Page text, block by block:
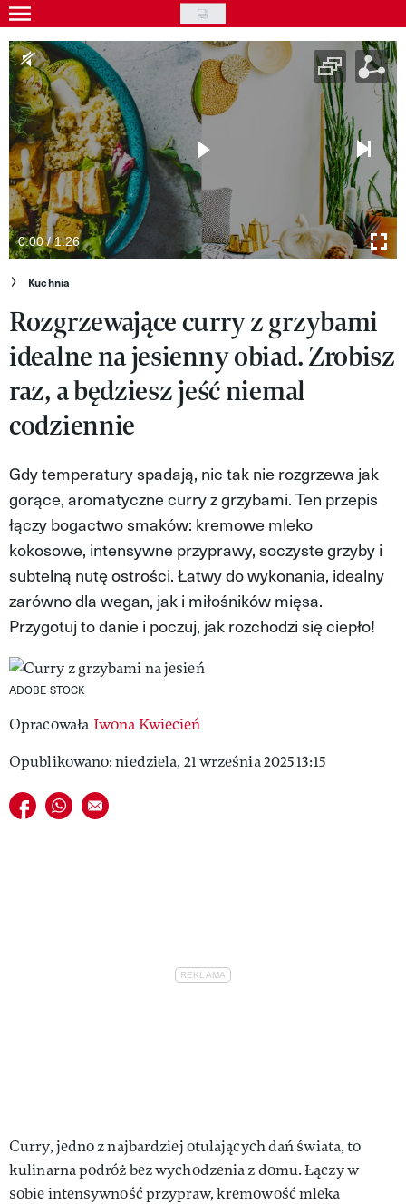
Skip
to
main
content
Gwiazdy
Ludzie
Moda
Uroda
Styl życia
Kultura
Wideo
Nasze akcje
VIVA!ART
VIVA!MODA
VIVA!LIFESTYLE
VIVA!MAN
VIVA!PEOPLE POWER
VIVA!ITAKA
MAGAZYN VIVA!
0:00 / 1:26
Kuchnia
Rozgrzewające curry z grzybami
idealne na jesienny obiad. Zrobisz
raz, a będziesz jeść niemal
codziennie
Gdy temperatury spadają, nic tak nie rozgrzewa jak
gorące, aromatyczne curry z grzybami. Ten przepis
łączy bogactwo smaków: kremowe mleko
kokosowe, intensywne przyprawy, soczyste grzyby i
subtelną nutę ostrości. Łatwy do wykonania, idealny
zarówno dla wegan, jak i miłośników mięsa.
Przygotuj to danie i poczuj, jak rozchodzi się ciepło!
ADOBE STOCK
Opracowała Iwona Kwiecień
Opublikowano: niedziela, 21 września 2025 13:15
Udostępnij na facebook
Udostępnij na whatsapp
E-mail do przyjaciela
Curry, jedno z najbardziej otulających dań świata, to
kulinarna podróż bez wychodzenia z domu. Łączy w
sobie intensywność przypraw, kremowość mleka